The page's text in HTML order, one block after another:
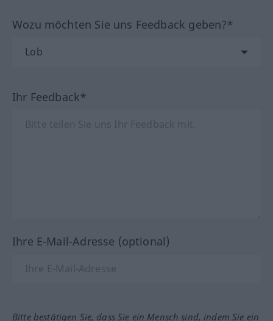
Wozu möchten Sie uns Feedback geben?*
Ihr Feedback*
Ihre E-Mail-Adresse (optional)
Bitte bestätigen Sie, dass Sie ein Mensch sind, indem Sie ein